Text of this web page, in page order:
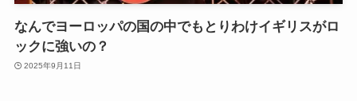
なんでヨーロッパの国の中でもとりわけイギリスがロ
ックに強いの？
2025年9月11日